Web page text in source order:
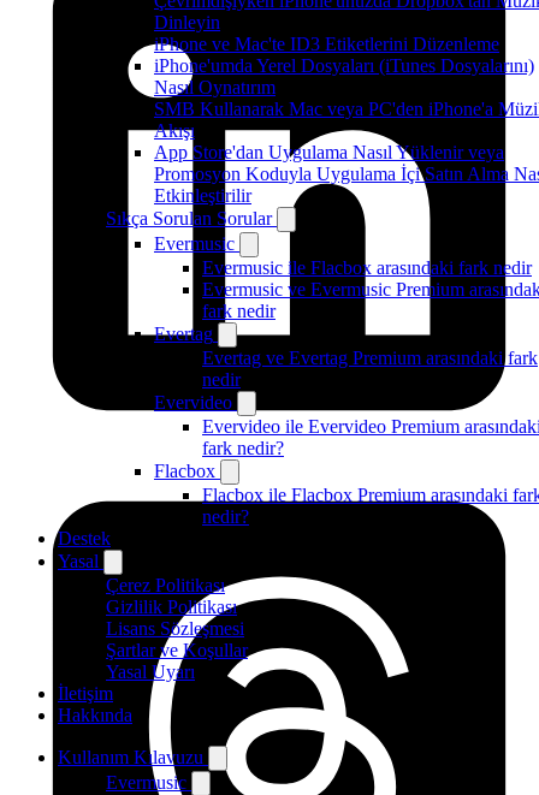
Dinleyin
iPhone ve Mac'te ID3 Etiketlerini Düzenleme
iPhone'umda Yerel Dosyaları (iTunes Dosyalarını)
Nasıl Oynatırım
SMB Kullanarak Mac veya PC'den iPhone'a
Akışı
App Store'dan Uygulama Nasıl Yüklenir veya
Promosyon Koduyla Uygulama İçi Satın Alma
Etkinleştirilir
Sıkça Sorulan Sorular
Evermusic
Evermusic ile Flacbox arasındaki fark nedir
Evermusic ve Evermusic Premium
fark nedir
Evertag
Evertag ve Evertag Premium arasındaki fark
nedir
Evervideo
Evervideo ile Evervideo Premium
fark nedir?
Flacbox
Flacbox ile Flacbox Premium arasındaki
nedir?
Destek
Yasal
Çerez Politikası
Gizlilik Politikası
Lisans Sözleşmesi
Şartlar ve Koşullar
Yasal Uyarı
İletişim
Hakkında
Kullanım Kılavuzu
Evermusic